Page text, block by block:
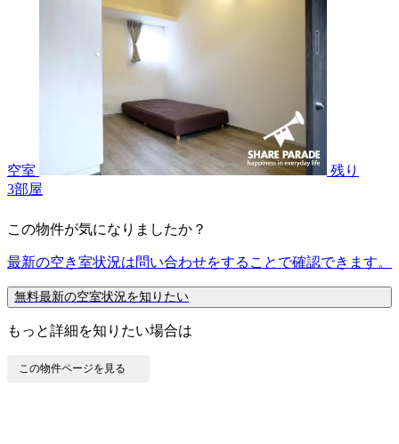
空室
残り
3部屋
この物件が気になりましたか？
最新の空き室状況は問い合わせをすることで確認できます。
無料最新の空室状況を知りたい
もっと詳細を知りたい場合は
この物件ページを見る